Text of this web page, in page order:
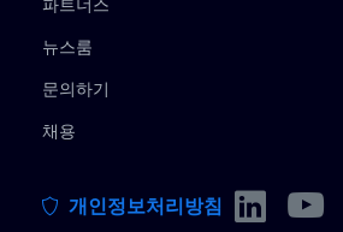
파트너스
뉴스룸
문의하기
채용
개인정보처리방침